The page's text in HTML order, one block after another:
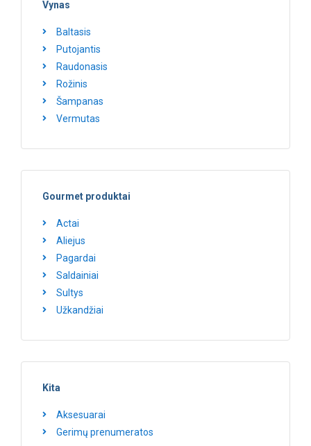
Vynas
Baltasis
Putojantis
Raudonasis
Rožinis
Šampanas
Vermutas
Gourmet produktai
Actai
Aliejus
Pagardai
Saldainiai
Sultys
Užkandžiai
Kita
Aksesuarai
Gerimų prenumeratos